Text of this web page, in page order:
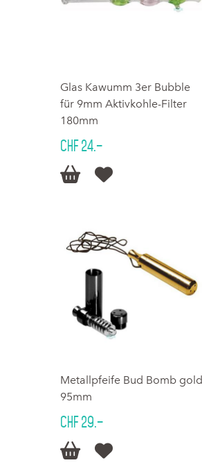
Glas Kawumm 3er Bubble
für 9mm Aktivkohle-Filter
180mm
CHF 24.–
 
Metallpfeife Bud Bomb gold
95mm
CHF 29.–
 